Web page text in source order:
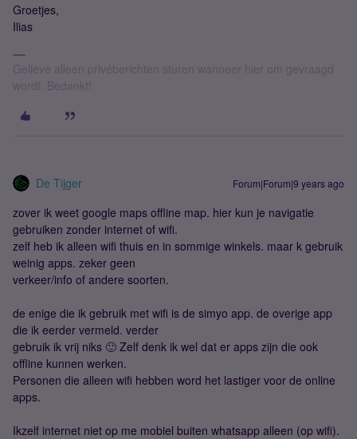
Groetjes,
Ilias
Gelieve alleen privéberichten sturen wanneer hier om gevraagd
wordt. Bedankt!
De Tijger Forum|Forum|9 years ago
zover ik weet google maps offline map. hier kun je navigatie
gebruiken zonder internet of wifi.
zelf heb ik alleen wifi thuis en in sommige winkels. maar k gebruik
weinig apps. zeker geen
verkeer/info of andere soorten.
de enige die ik gebruik met wifi is de simyo app. de overige app
die ik eerder vermeld. verder
gebruik ik vrij niks 🙂 Zelf denk ik wel dat er apps zijn die ook
offline kunnen werken.
Personen die alleen wifi hebben word het lastiger voor de online
apps.
Ikzelf internet niet op me mobiel buiten whatsapp alleen (op wifi).